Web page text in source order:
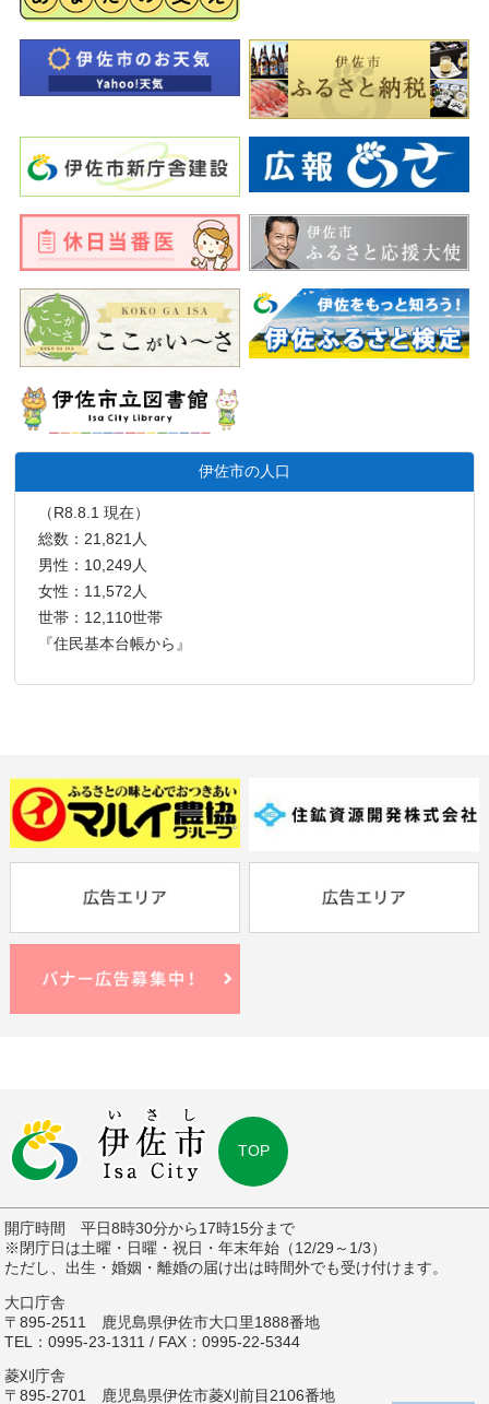
伊佐市の人口
（R8.8.1 現在）
総数：21,821人
男性：10,249人
女性：11,572人
世帯：12,110世帯
『住民基本台帳から』
TOP
開庁時間 平日8時30分から17時15分まで
※閉庁日は土曜・日曜・祝日・年末年始（12/29～1/3）
ただし、出生・婚姻・離婚の届け出は時間外でも受け付けます。
大口庁舎
〒895-2511 鹿児島県伊佐市大口里1888番地
TEL：0995-23-1311 / FAX：0995-22-5344
菱刈庁舎
〒895-2701 鹿児島県伊佐市菱刈前目2106番地